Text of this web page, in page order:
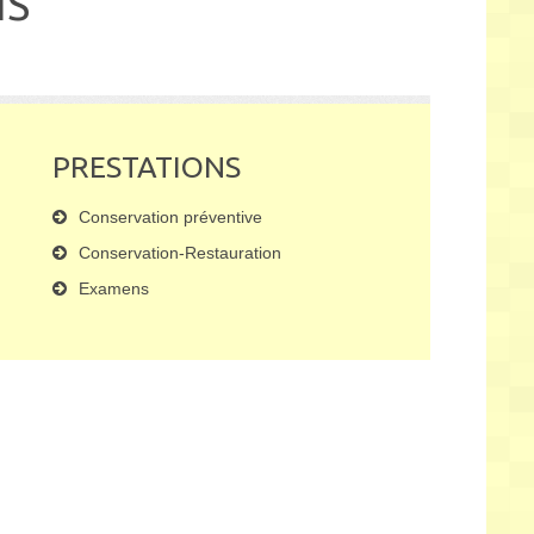
PRESTATIONS
Conservation préventive
Conservation-Restauration
Examens